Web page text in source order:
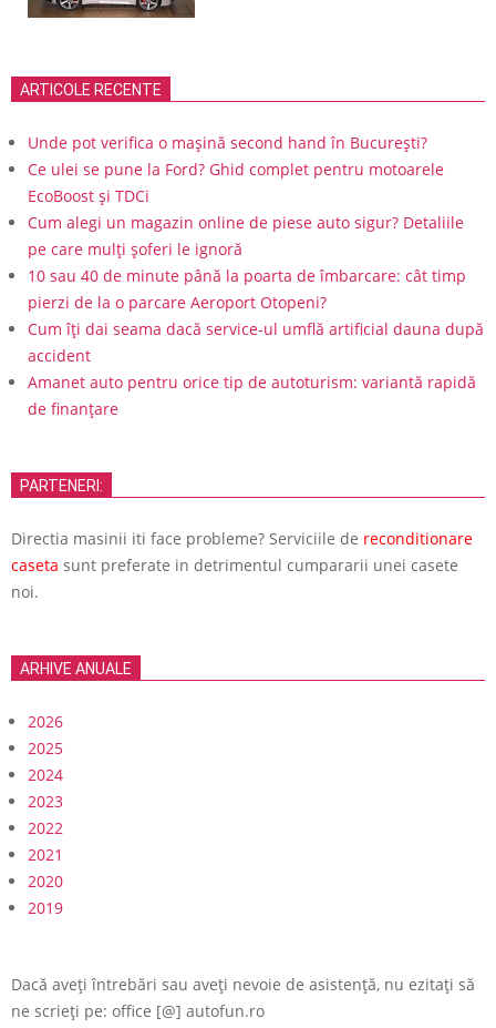
ARTICOLE RECENTE
Unde pot verifica o mașină second hand în București?
Ce ulei se pune la Ford? Ghid complet pentru motoarele
EcoBoost și TDCi
Cum alegi un magazin online de piese auto sigur? Detaliile
pe care mulți șoferi le ignoră
10 sau 40 de minute până la poarta de îmbarcare: cât timp
pierzi de la o parcare Aeroport Otopeni?
Cum îți dai seama dacă service-ul umflă artificial dauna după
accident
Amanet auto pentru orice tip de autoturism: variantă rapidă
de finanțare
PARTENERI:
Directia masinii iti face probleme? Serviciile de reconditionare
caseta sunt preferate in detrimentul cumpararii unei casete
noi.
ARHIVE ANUALE
2026
2025
2024
2023
2022
2021
2020
2019
Dacă aveți întrebări sau aveți nevoie de asistență, nu ezitați să
ne scrieți pe: office [@] autofun.ro